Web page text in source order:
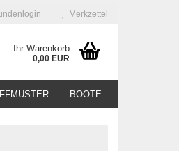
Merkzettel
Ihr Warenkorb
0,00 EUR
BOOTE